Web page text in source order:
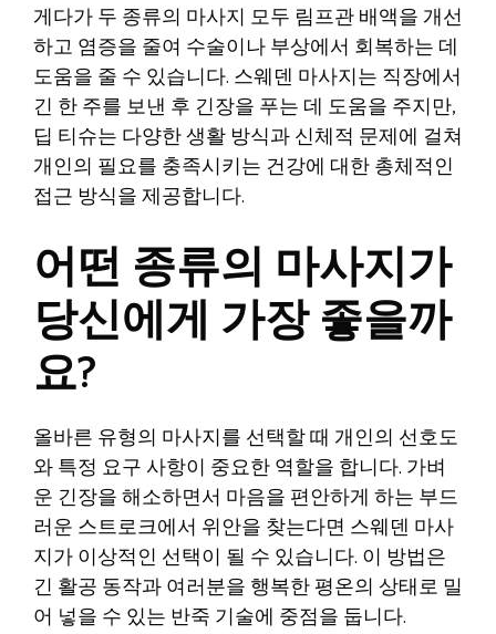
게다가 두 종류의 마사지 모두 림프관 배액을 개선
하고 염증을 줄여 수술이나 부상에서 회복하는 데
도움을 줄 수 있습니다. 스웨덴 마사지는 직장에서
긴 한 주를 보낸 후 긴장을 푸는 데 도움을 주지만,
딥 티슈는 다양한 생활 방식과 신체적 문제에 걸쳐
개인의 필요를 충족시키는 건강에 대한 총체적인
접근 방식을 제공합니다.
어떤 종류의 마사지가
당신에게 가장 좋을까
요?
올바른 유형의 마사지를 선택할 때 개인의 선호도
와 특정 요구 사항이 중요한 역할을 합니다. 가벼
운 긴장을 해소하면서 마음을 편안하게 하는 부드
러운 스트로크에서 위안을 찾는다면 스웨덴 마사
지가 이상적인 선택이 될 수 있습니다. 이 방법은
긴 활공 동작과 여러분을 행복한 평온의 상태로 밀
어 넣을 수 있는 반죽 기술에 중점을 둡니다.